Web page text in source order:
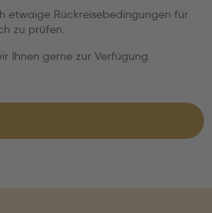
etwaige Rückreisebedingungen für
zu prüfen.
Ihnen gerne zur Verfügung.